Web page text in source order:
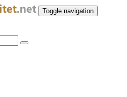
Toggle navigation